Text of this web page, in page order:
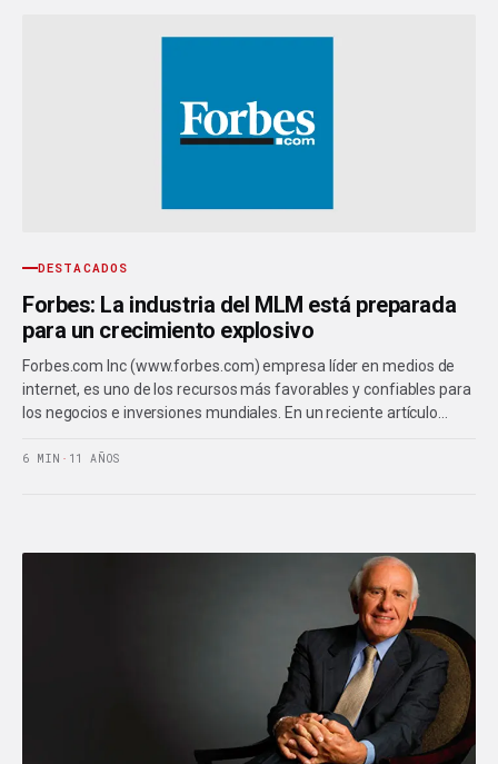
DESTACADOS
Forbes: La industria del MLM está preparada
para un crecimiento explosivo
Forbes.com Inc (www.forbes.com) empresa líder en medios de
internet, es uno de los recursos más favorables y confiables para
los negocios e inversiones mundiales. En un reciente artículo…
6 MIN · 11 AÑOS